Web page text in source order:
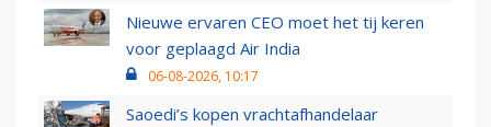
Nieuwe ervaren CEO moet het tij keren
voor geplaagd Air India
06-08-2026, 10:17
Saoedi’s kopen vrachtafhandelaar